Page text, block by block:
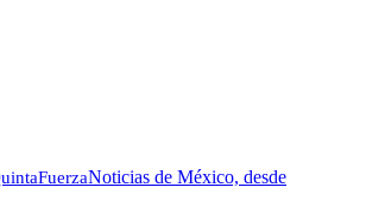
FuerzaNoticias de México, desde